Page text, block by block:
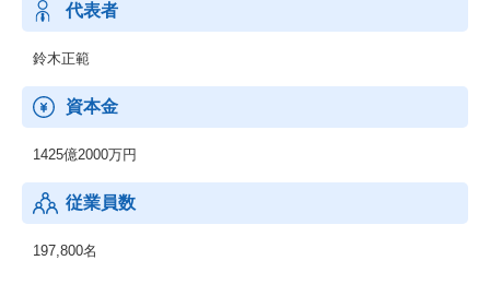
代表者
鈴木正範
資本金
1425億2000万円
従業員数
197,800名